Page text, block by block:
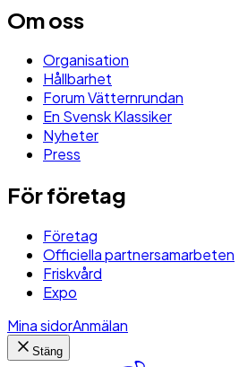
Om oss
Organisation
Hållbarhet
Forum Vätternrundan
En Svensk Klassiker
Nyheter
Press
För företag
Företag
Officiella partnersamarbeten
Friskvård
Expo
Mina sidorAnmälan
Stäng